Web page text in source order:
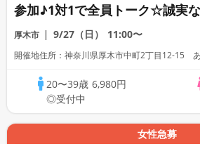
参加♪1対1で全員トーク☆誠実
活パーティー
厚木市 9/27（日） 11:00〜
開催地住所：神奈川県厚木市中町2丁目12-15
20〜39歳 6,980円
◎受付中
女性急募